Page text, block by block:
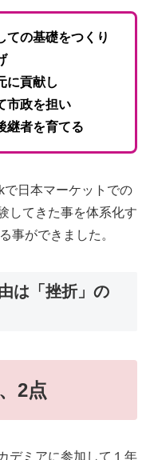
ての基礎をつくり
に貢献し
市政を担い
継者を育てる
日本マーケットでの
してきた事を体系化す
事ができました。
は「挫折」の
2点
デミアに参加して１年